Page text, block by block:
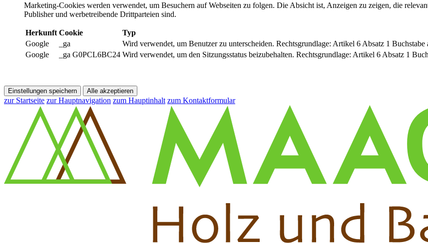
Marketing-Cookies werden verwendet, um Besuchern auf Webseiten zu folgen. Die Absicht ist, Anzeigen zu zeigen, die
Publisher und werbetreibende Drittparteien sind.
Herkunft Cookie Typ
Google
_ga Wird verwendet, um Benutzer zu unterscheiden. Rechtsgrundlage: Artikel 6 Absatz 1
Google
_ga G0PCL6BC24 Wird verwendet, um den Sitzungsstatus beizubehalten. Rechtsgrundlage: Artikel 6 Absatz 1
Einstellungen speichern Alle akzeptieren
zur Startseite zur Hauptnavigation zum Hauptinhalt zum Kontaktformular